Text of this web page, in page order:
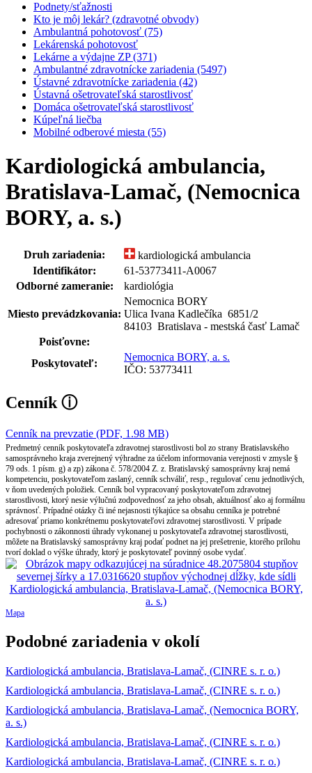
Podnety/sťažnosti
Kto je môj lekár? (zdravotné obvody)
Ambulantná pohotovosť (75)
Lekárenská pohotovosť
Lekárne a výdajne ZP (371)
Ambulantné zdravotnícke zariadenia (5497)
Ústavné zdravotnícke zariadenia (42)
Ústavná ošetrovateľská starostlivosť
Domáca ošetrovateľská starostlivosť
Kúpeľná liečba
Mobilné odberové miesta (55)
Kardiologická ambulancia,
Bratislava-Lamač, (Nemocnica
BORY, a. s.)
Druh zariadenia:
kardiologická ambulancia
Identifikátor:
61-53773411-A0067
Odborné zameranie:
kardiológia
Miesto prevádzkovania:
Nemocnica BORY
Ulica Ivana Kadlečíka 6851/2
84103 Bratislava - mestská časť Lamač
Poisťovne:
Poskytovateľ:
Nemocnica BORY, a. s.
IČO: 53773411
Cenník ⓘ
Cenník na prevzatie (PDF, 1.98 MB)
Predmetný cenník poskytovateľa zdravotnej starostlivosti bol zo strany Bratislavského
samosprávneho kraja zverejnený výhradne za účelom informovania verejnosti v zmysle §
79 ods. 1 písm. g) a zp) zákona č. 578/2004 Z. z. Bratislavský samosprávny kraj nemá
kompetenciu, poskytovateľom zaslaný, cenník schváliť, resp., regulovať cenu jednotlivých,
v ňom uvedených položiek. Cenník bol vypracovaný poskytovateľom zdravotnej
starostlivosti, ktorý nesie výlučnú zodpovednosť za jeho obsah, aktuálnosť ako aj formálnu
správnosť. Prípadné otázky či iné nejasnosti týkajúce sa obsahu cenníka je potrebné
adresovať priamo konkrétnemu poskytovateľovi zdravotnej starostlivosti. V prípade
pochybnosti o zákonnosti úhrady vykonanej u poskytovateľa zdravotnej starostlivosti,
môžete na Bratislavský samosprávny kraj podať podnet na jej prešetrenie, ktorého prílohu
tvorí doklad o výške úhrady, ktorý je poskytovateľ povinný osobe vydať.
Mapa
Podobné zariadenia v okolí
Kardiologická ambulancia, Bratislava-Lamač, (CINRE s. r. o.)
Kardiologická ambulancia, Bratislava-Lamač, (CINRE s. r. o.)
Kardiologická ambulancia, Bratislava-Lamač, (Nemocnica BORY,
a. s.)
Kardiologická ambulancia, Bratislava-Lamač, (CINRE s. r. o.)
Kardiologická ambulancia, Bratislava-Lamač, (CINRE s. r. o.)